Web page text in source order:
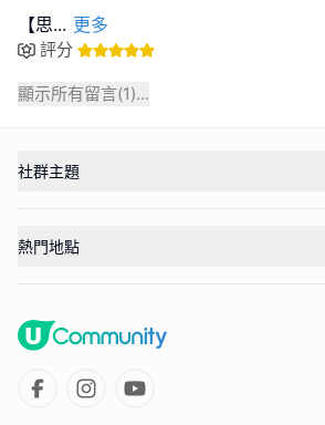
【思... 更多
評分
顯示所有留言(1)...
社群主題
熱門地點